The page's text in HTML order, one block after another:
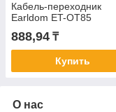
Кабель-переходник
Earldom ET-OT85
888,94 ₸
Купить
О нас